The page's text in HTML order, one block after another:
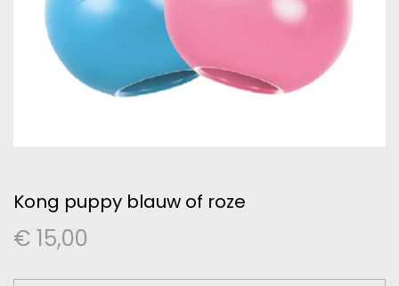
Kong puppy blauw of roze
€ 15,00